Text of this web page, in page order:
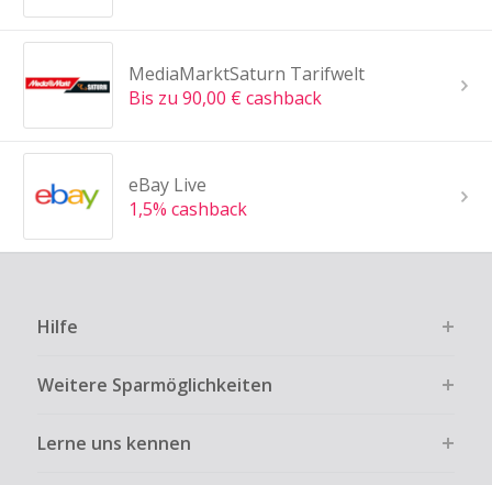
MediaMarktSaturn Tarifwelt
Bis zu 90,00 € cashback
eBay Live
1,5% cashback
Hilfe
Weitere Sparmöglichkeiten
Lerne uns kennen